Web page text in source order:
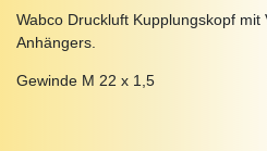
Wabco Druckluft Kupplungskopf
Anhängers.
Gewinde M 22 x 1,5